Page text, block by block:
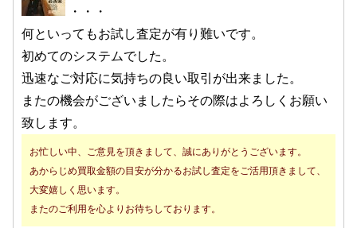
・・・
何といってもお試し査定が有り難いです。
初めてのシステムでした。
迅速なご対応に気持ちの良い取引が出来ました。
またの機会がございましたらその際はよろしくお願い
致します。
お忙しい中、ご意見を頂きまして、誠にありがとうございます。
あからじめ買取金額の目安が分かるお試し査定をご活用頂きまして、
大変嬉しく思います。
またのご利用を心よりお待ちしております。